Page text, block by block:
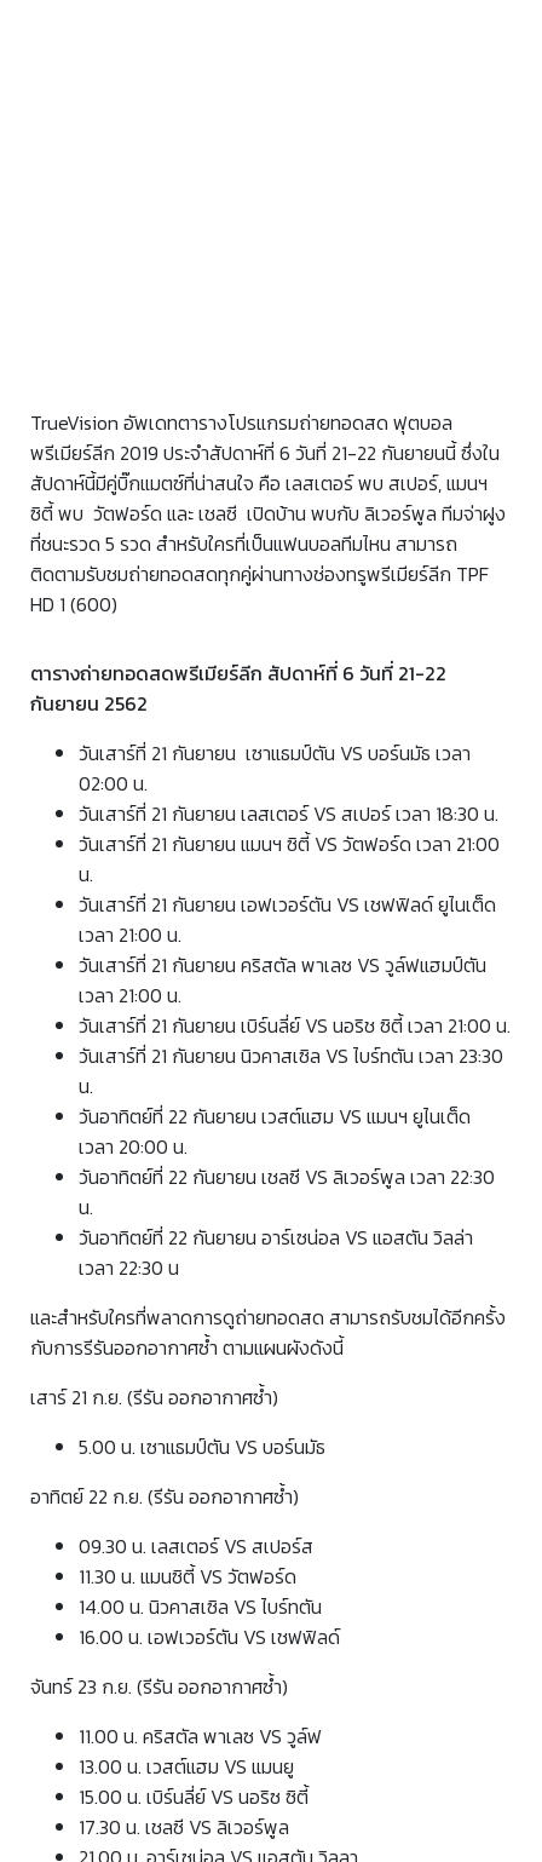
TrueVision อัพเดทตารางโปรแกรมถ่ายทอดสด ฟุตบอล
พรีเมียร์ลีก 2019 ประจำสัปดาห์ที่ 6 วันที่ 21-22 กันยายนนี้ ซึ่งใน
สัปดาห์นี้มีคู่บิ๊กแมตซ์ที่น่าสนใจ คือ เลสเตอร์ พบ สเปอร์, แมนฯ
ซิตี้ พบ วัตฟอร์ด และ เชลซี เปิดบ้าน พบกับ ลิเวอร์พูล ทีมจ่าฝูง
ที่ชนะรวด 5 รวด สำหรับใครที่เป็นแฟนบอลทีมไหน สามารถ
ติดตามรับชมถ่ายทอดสดทุกคู่ผ่านทางช่องทรูพรีเมียร์ลีก TPF
HD 1 (600)
ตารางถ่ายทอดสดพรีเมียร์ลีก สัปดาห์ที่ 6 วันที่ 21-22
กันยายน 2562
วันเสาร์ที่ 21 กันยายน เซาแธมป์ตัน VS บอร์นมัธ เวลา
02:00 น.
วันเสาร์ที่ 21 กันยายน เลสเตอร์ VS สเปอร์ เวลา 18:30 น.
วันเสาร์ที่ 21 กันยายน แมนฯ ซิตี้ VS วัตฟอร์ด เวลา 21:00
น.
วันเสาร์ที่ 21 กันยายน เอฟเวอร์ตัน VS เชฟฟิลด์ ยูไนเต็ด
เวลา 21:00 น.
วันเสาร์ที่ 21 กันยายน คริสตัล พาเลซ VS วูล์ฟแฮมป์ตัน
เวลา 21:00 น.
วันเสาร์ที่ 21 กันยายน เบิร์นลี่ย์ VS นอริช ซิตี้ เวลา 21:00 น.
วันเสาร์ที่ 21 กันยายน นิวคาสเซิล VS ไบร์ทตัน เวลา 23:30
น.
วันอาทิตย์ที่ 22 กันยายน เวสต์แฮม VS แมนฯ ยูไนเต็ด
เวลา 20:00 น.
วันอาทิตย์ที่ 22 กันยายน เชลซี VS ลิเวอร์พูล เวลา 22:30
น.
วันอาทิตย์ที่ 22 กันยายน อาร์เซน่อล VS แอสตัน วิลล่า
เวลา 22:30 น
และสำหรับใครที่พลาดการดูถ่ายทอดสด สามารถรับชมได้อีกครั้ง
กับการรีรันออกอากาศซ้ำ ตามแผนผังดังนี้
เสาร์ 21 ก.ย. (รีรัน ออกอากาศซ้ำ)
5.00 น. เซาแธมป์ตัน VS บอร์นมัธ
อาทิตย์ 22 ก.ย. (รีรัน ออกอากาศซ้ำ)
09.30 น. เลสเตอร์ VS สเปอร์ส
11.30 น. แมนซิตี้ VS วัตฟอร์ด
14.00 น. นิวคาสเซิล VS ไบร์ทตัน
16.00 น. เอฟเวอร์ตัน VS เชฟฟิลด์
จันทร์ 23 ก.ย. (รีรัน ออกอากาศซ้ำ)
11.00 น. คริสตัล พาเลซ VS วูล์ฟ
13.00 น. เวสต์แฮม VS แมนยู
15.00 น. เบิร์นลี่ย์ VS นอริซ ซิตี้
17.30 น. เชลซี VS ลิเวอร์พูล